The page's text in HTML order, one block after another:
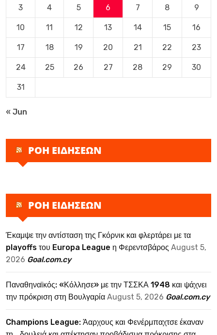
3 4 5 6 7 8 9
10 11 12 13 14 15 16
17 18 19 20 21 22 23
24 25 26 27 28 29 30
31
« Jun
ΡΟΗ ΕΙΔΗΣΕΩΝ
ΡΟΗ ΕΙΔΗΣΕΩΝ
Έκαμψε την αντίσταση της Γκόρνικ και φλερτάρει με τα
playoffs του Europa League η Φερεντσβάρος August 5,
2026 Goal.com.cy
Παναθηναϊκός: «Κόλλησε» με την ΤΣΣΚΑ 1948 και ψάχνει
την πρόκριση στη Βουλγαρία August 5, 2026 Goal.com.cy
Champions League: Άαρχους και Φενέρμπαχτσε έκαναν